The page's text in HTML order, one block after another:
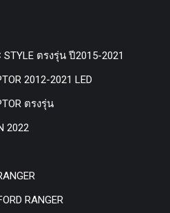
STYLE ตรงรุ่น ปี2015-2021
2012-2021 LED
ตรงรุ่น
2022
RANGER